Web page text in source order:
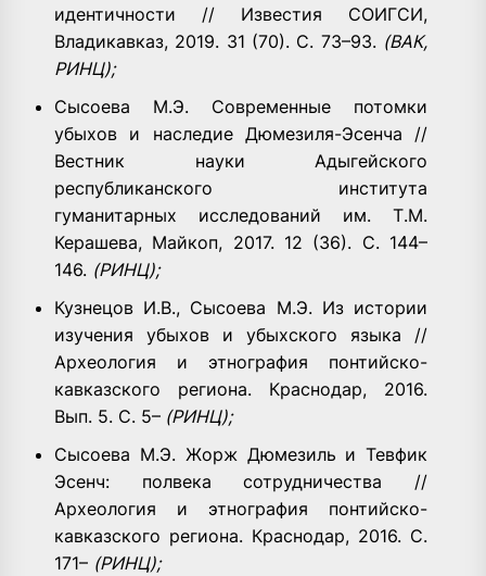
идентичности // Известия СОИГСИ,
Владикавказ, 2019. 31 (70). С. 73–93. (ВАК,
РИНЦ);
Сысоева М.Э. Современные потомки
убыхов и наследие Дюмезиля-Эсенча //
Вестник науки Адыгейского
республиканского института
гуманитарных исследований им. Т.М.
Керашева, Майкоп, 2017. 12 (36). С. 144–
146. (РИНЦ);
Кузнецов И.В., Сысоева М.Э. Из истории
изучения убыхов и убыхского языка //
Археология и этнография понтийско-
кавказского региона. Краснодар, 2016.
Вып. 5. С. 5– (РИНЦ);
Сысоева М.Э. Жорж Дюмезиль и Тевфик
Эсенч: полвека сотрудничества //
Археология и этнография понтийско-
кавказского региона. Краснодар, 2016. С.
171– (РИНЦ);